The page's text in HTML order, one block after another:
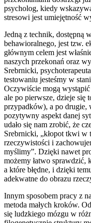
psycholog, kiedy
stresowi jest umiejętność
Jedną z technik, dostępną
behawioralnego, jest tzw.
głównym celem jest
naszych przekonań oraz
Srebrnicki,
testowaniu jesteśmy w
Oczywiście mogą
ale po pierwsze, dzieje się
przypadków), a po drugie,
pozytywny aspekt danej
udało się nam zrobić, że
Srebrnicki, „kłopot tkwi w
rzeczywistości i
myślimy”. Dzięki nawet
możemy łatwo sprawdzić,
a które błędne, i dzięki
adekwatne do obrazu
Innym sposobem pracy z
metoda małych kroków.
się ludzkiego mózgu w